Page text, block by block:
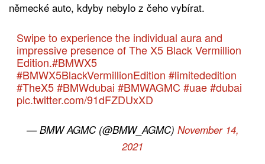
německé auto, kdyby nebylo z čeho vybírat.
Swipe to experience the individual aura and
impressive presence of The X5 Black Vermillion
Edition.#BMWX5
#BMWX5BlackVermillionEdition #limitededition
#TheX5 #BMWdubai #BMWAGMC #uae #dubai
pic.twitter.com/91dFZDUxXD
— BMW AGMC (@BMW_AGMC) November 14,
2021